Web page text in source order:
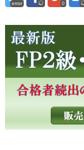
error 0